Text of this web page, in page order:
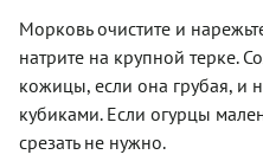
Морковь очистите и
натрите на крупной терке.
кожицы, если она грубая, и
кубиками. Если огурцы
срезать не нужно.